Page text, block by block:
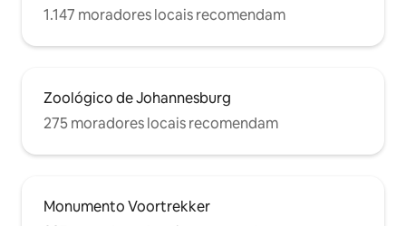
1.147 moradores locais recomendam
Zoológico de Johannesburg
275 moradores locais recomendam
Monumento Voortrekker